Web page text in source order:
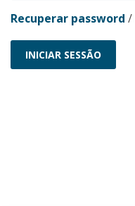
Recuperar password /
INICIAR SESSÃO